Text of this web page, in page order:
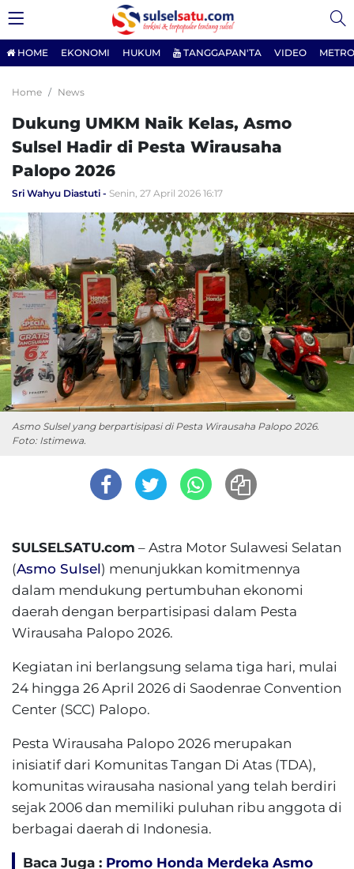
HOME EKONOMI HUKUM TANGGAPAN'TA VIDEO
Home News
Dukung UMKM Naik Kelas, Asmo
Sulsel Hadir di Pesta Wirausaha
Palopo 2026
Sri Wahyu Diastuti Senin, 27 April 2026 16:17
Asmo Sulsel yang berpartisipasi di Pesta Wirausaha Palopo 2026.
Foto: Istimewa.
SULSELSATU.com – Astra Motor Sulawesi Selatan
(Asmo Sulsel) menunjukkan komitmennya
dalam mendukung pertumbuhan ekonomi
daerah dengan berpartisipasi dalam Pesta
Wirausaha Palopo 2026.
Kegiatan ini berlangsung selama tiga hari, mulai
24 hingga 26 April 2026 di Saodenrae Convention
Center (SCC) Palopo.
Pesta Wirausaha Palopo 2026 merupakan
inisiatif dari Komunitas Tangan Di Atas (TDA),
komunitas wirausaha nasional yang telah berdiri
sejak 2006 dan memiliki puluhan ribu anggota di
berbagai daerah di Indonesia.
Baca Juga : Promo Honda Merdeka Asmo